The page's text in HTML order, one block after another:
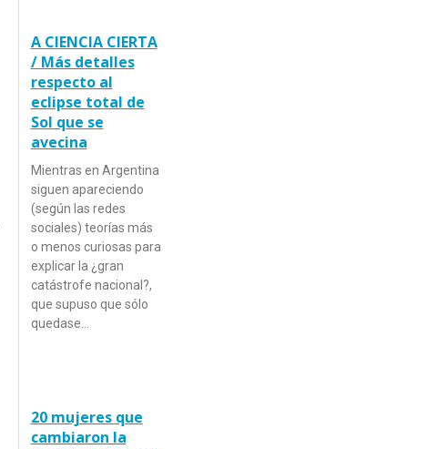
A CIENCIA CIERTA
/ Más detalles
respecto al
eclipse total de
Sol que se
avecina
Mientras en Argentina
siguen apareciendo
(según las redes
sociales) teorías más
o menos curiosas para
explicar la ¿gran
catástrofe nacional?,
que supuso que sólo
quedase…
20 mujeres que
cambiaron la